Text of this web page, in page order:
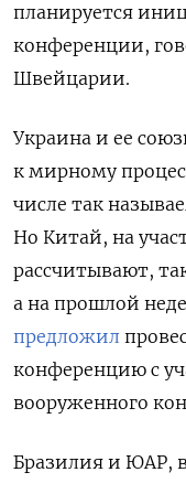
планируется
конференции,
Швейцарии.
Украина и ее
к мирному
числе так
Но Китай, на
рассчитывают,
а на прошлой
предложил
конференцию с
вооруженного
Бразилия и ЮАР,